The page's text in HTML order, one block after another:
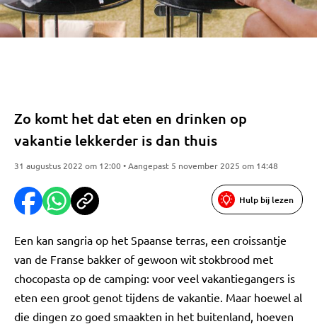
Zo komt het dat eten en drinken op
vakantie lekkerder is dan thuis
31 augustus 2022 om 12:00 • Aangepast 5 november 2025 om 14:48
Hulp bij lezen
Een kan sangria op het Spaanse terras, een croissantje
van de Franse bakker of gewoon wit stokbrood met
chocopasta op de camping: voor veel vakantiegangers is
eten een groot genot tijdens de vakantie. Maar hoewel al
die dingen zo goed smaakten in het buitenland, hoeven